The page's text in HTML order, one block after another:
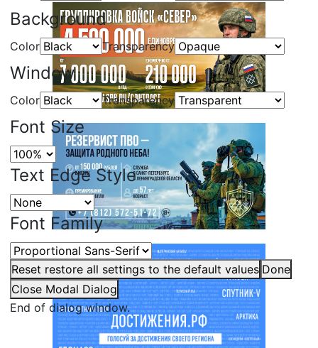
Background
Color Transparency
Window
Color Transparency
Font Size
Text Edge Style
Font Family
Reset restore all settings to the default values Done
Close Modal Dialog
End of dialog window.